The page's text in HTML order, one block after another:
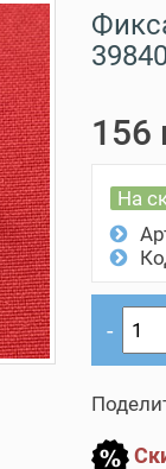
156
На